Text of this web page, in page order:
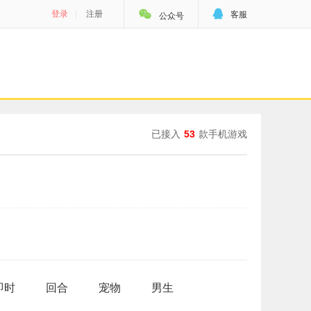
登录 注册  公众号  客服
已接入 53 款手机游戏
时 回合 宠物 男生